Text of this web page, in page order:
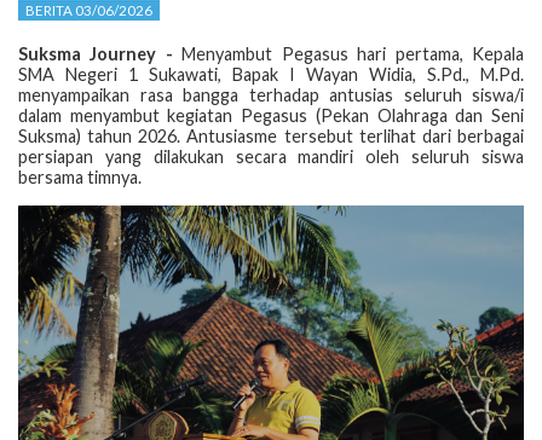
BERITA 03/06/2026
Suksma Journey -Menyambut Pegasus hari pertama, Kepala
SMA Negeri 1 Sukawati, Bapak I Wayan Widia, S.Pd., M.Pd.
menyampaikan rasa bangga terhadap antusias seluruh siswa/i
dalam menyambut kegiatan Pegasus (Pekan Olahraga dan Seni
Suksma) tahun 2026. Antusiasme tersebut terlihat dari berbagai
persiapan yang dilakukan secara mandiri oleh seluruh siswa
bersama timnya.